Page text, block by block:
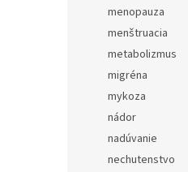
menopauza
menštruacia
metabolizmus
migréna
mykoza
nádor
nadúvanie
nechutenstvo